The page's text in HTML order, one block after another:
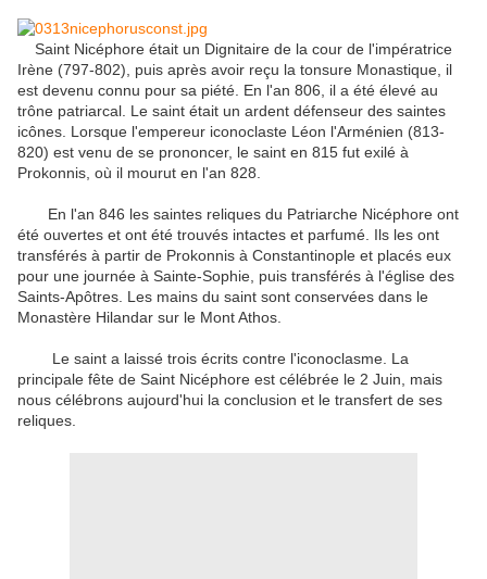
Saint Nicéphore était un Dignitaire de la cour de l'impératrice
Irène (797-802) , puis après avoir reçu la tonsure Monastique , il
est devenu connu pour sa piété En l'an 806 , il a été élevé au
trône patriarcal Le saint était un ardent défenseur des saintes
icônes Lorsque l'empereur iconoclaste Léon l'Arménien (813-
820) est venu de se prononcer, le saint en 815 fut exilé à
Prokonnis , où il mourut en l'an 828.
En l'an 846 les saintes reliques du Patriarche Nicéphore ont
été ouvertes et ont été trouvés intactes et parfumé. Ils les ont
transférés à partir de Prokonnis à Constantinople et placés eux
pour une journée à Sainte-Sophie , puis transférés à l'église des
Saints-Apôtres Les mains du saint sont conservées dans le
Monastère Hilandar sur le MontAthos
Le saint a laissé trois écrits contre l'iconoclasme La
principale fête de Saint Nicéphore est célébrée le 2 Juin , mais
nous célébrons aujourd'hui la conclusion et le transfert de ses
reliques